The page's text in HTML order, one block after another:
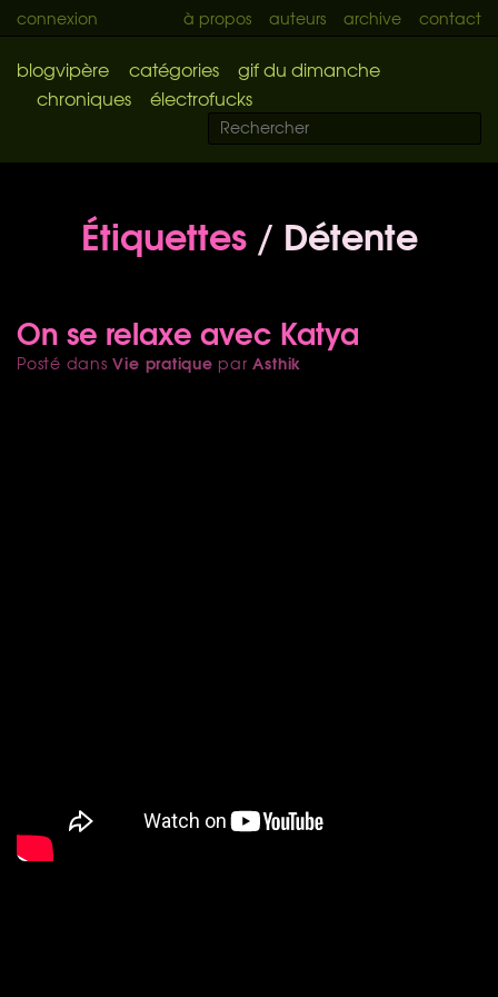
connexion à propos auteurs archive contact
blogvipère catégories
gif du dimanche
chroniques
électrofucks
Étiquettes/ Détente
On se relaxe avec Katya
Posté dansVie pratique parAsthik